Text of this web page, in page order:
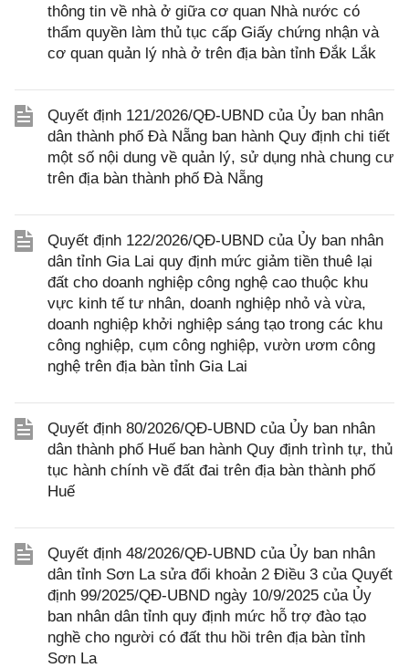
thông tin về nhà ở giữa cơ quan Nhà nước có
thẩm quyền làm thủ tục cấp Giấy chứng nhận và
cơ quan quản lý nhà ở trên địa bàn tỉnh Đắk Lắk
Quyết định 121/2026/QĐ-UBND của Ủy ban nhân
dân thành phố Đà Nẵng ban hành Quy định chi tiết
một số nội dung về quản lý, sử dụng nhà chung cư
trên địa bàn thành phố Đà Nẵng
Quyết định 122/2026/QĐ-UBND của Ủy ban nhân
dân tỉnh Gia Lai quy định mức giảm tiền thuê lại
đất cho doanh nghiệp công nghệ cao thuộc khu
vực kinh tế tư nhân, doanh nghiệp nhỏ và vừa,
doanh nghiệp khởi nghiệp sáng tạo trong các khu
công nghiệp, cụm công nghiệp, vườn ươm công
nghệ trên địa bàn tỉnh Gia Lai
Quyết định 80/2026/QĐ-UBND của Ủy ban nhân
dân thành phố Huế ban hành Quy định trình tự, thủ
tục hành chính về đất đai trên địa bàn thành phố
Huế
Quyết định 48/2026/QĐ-UBND của Ủy ban nhân
dân tỉnh Sơn La sửa đổi khoản 2 Điều 3 của Quyết
định 99/2025/QĐ-UBND ngày 10/9/2025 của Ủy
ban nhân dân tỉnh quy định mức hỗ trợ đào tạo
nghề cho người có đất thu hồi trên địa bàn tỉnh
Sơn La